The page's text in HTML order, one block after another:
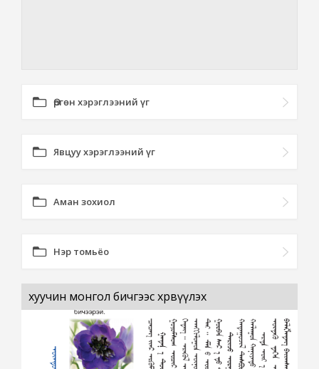
Өргөн хэрэглээний үг
Явцуу хэрэглээний үг
Аман зохиол
Нэр томьёо
хуучин монгол бичгээс хөрвүүлэх